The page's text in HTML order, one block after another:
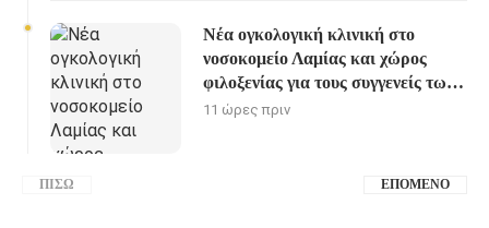
Νέα ογκολογική κλινική στο
νοσοκομείο Λαμίας και χώρος
φιλοξενίας για τους συγγενείς των
ασθενών
11 ώρες πριν
ΠΊΣΩ ΕΠΌΜΕΝΟ